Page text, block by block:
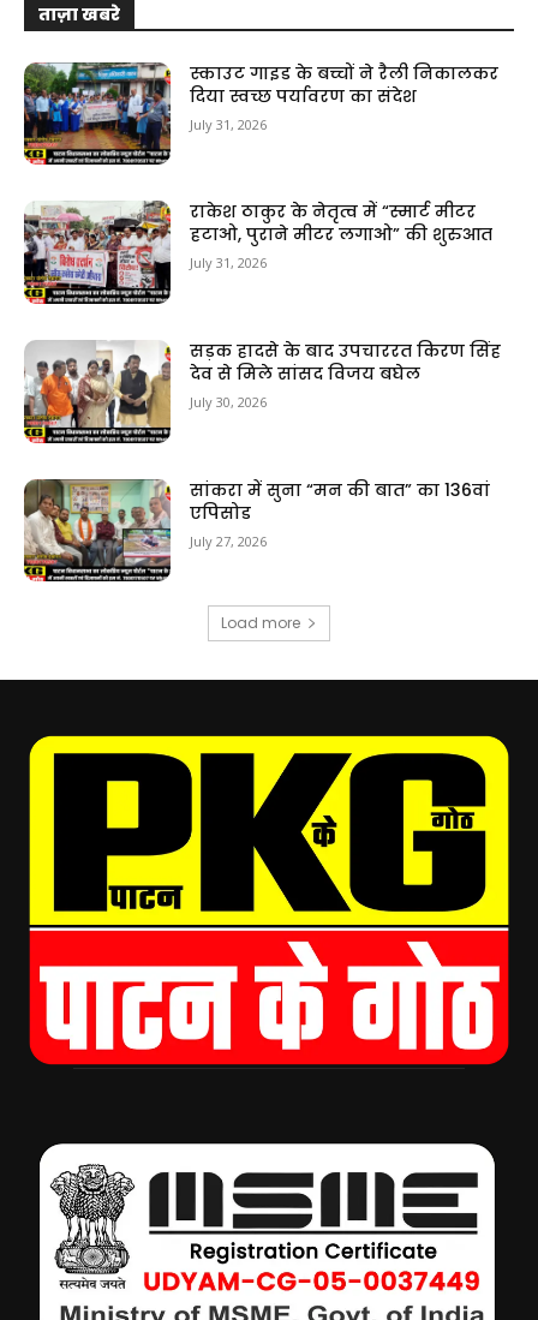
ताज़ा खबरे
स्काउट गाइड के बच्चों ने रैली निकालकर
दिया स्वच्छ पर्यावरण का संदेश
July 31, 2026
राकेश ठाकुर के नेतृत्व में “स्मार्ट मीटर
हटाओ, पुराने मीटर लगाओ” की शुरुआत
July 31, 2026
सड़क हादसे के बाद उपचाररत किरण सिंह
देव से मिले सांसद विजय बघेल
July 30, 2026
सांकरा में सुना “मन की बात” का 136वां
एपिसोड
July 27, 2026
Load more